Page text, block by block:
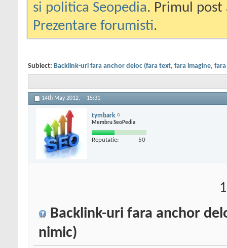
si politica Seopedia. Primul
Prezentare forumisti.
Subiect: Backlink-uri fara anchor deloc (fara text, fara imagine,
14th May 2012, 15:31
tymbark
Membru SeoPedia
Reputatie: 50
Backlink-uri fara anchor
nimic)